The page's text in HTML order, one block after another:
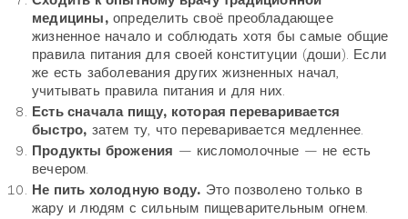
медицины,определить своё преобладающее
жизненное начало и соблюдать хотя бы самые общие
правила питания для своей конституции (доши). Если
же есть заболевания других жизненных начал,
учитывать правила питания и для них.
Есть сначала пищу, которая переваривается
быстро, затем ту, что переваривается медленнее.
Продукты брожения — кисломолочные — не есть
вечером.
Не пить холодную воду. Это позволено только в
жару и людям с сильным пищеварительным огнем.